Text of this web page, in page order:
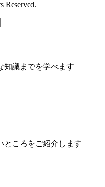
Reserved.
知識までを学べます
ところをご紹介します